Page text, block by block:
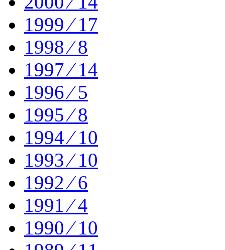
1999 ⁄ 17
1998 ⁄ 8
1997 ⁄ 14
1996 ⁄ 5
1995 ⁄ 8
1994 ⁄ 10
1993 ⁄ 10
1992 ⁄ 6
1991 ⁄ 4
1990 ⁄ 10